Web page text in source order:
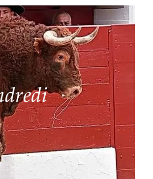
ACTUALITÉS TAURINES PHOTOS TAURINES 2026
Bayonne, la corrida des
fêtes en photos
17/07/2026 Tertulias